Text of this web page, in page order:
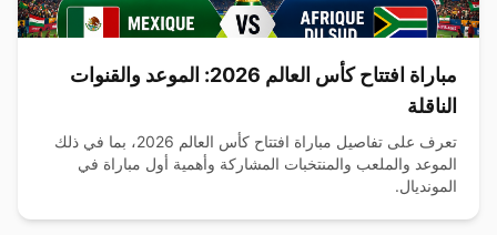
مباراة افتتاح كأس العالم 2026: الموعد والقنوات
الناقلة
تعرف على تفاصيل مباراة افتتاح كأس العالم 2026، بما في ذلك
الموعد والملعب والمنتخبات المشاركة وأهمية أول مباراة في
المونديال.